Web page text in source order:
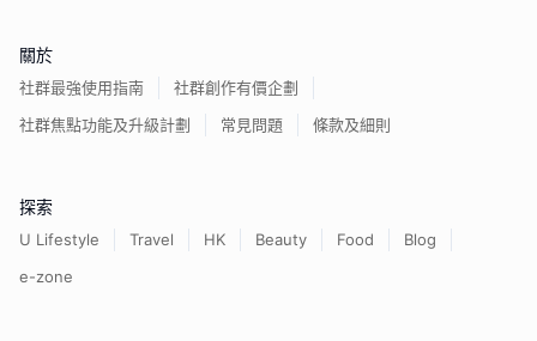
關於
社群最強使用指南
社群創作有價企劃
社群焦點功能及升級計劃
常見問題 條款及細則
探索
U Lifestyle Travel HK Beauty Food
Blog
e-zone